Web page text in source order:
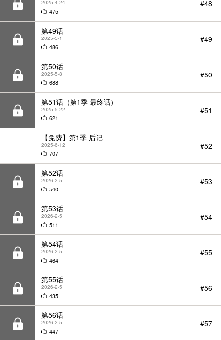
第49话
2025-5-1
486
第50话
2025-5-8
688
第51话（第1季 最终话）
2025-5-22
621
【免费】第1季 后记
2025-6-12
第52话
2026-2-5
540
#53
第53话
2026-2-5
511
#54
第54话
2026-2-5
464
#55
第55话
2026-2-5
435
#56
第56话
2026-2-5
447
#57
第57话
2026-2-5
434
#58